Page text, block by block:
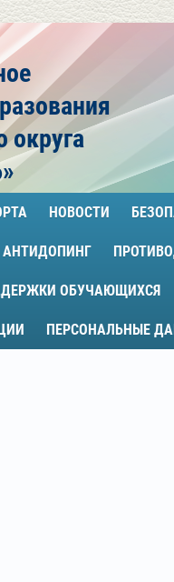
округа
НОВОСТИ
АНТИДОПИНГ
ОБУЧАЮЩИХСЯ
ПЕРСОНАЛЬНЫЕ